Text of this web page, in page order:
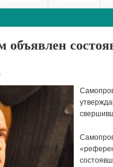
объявлен